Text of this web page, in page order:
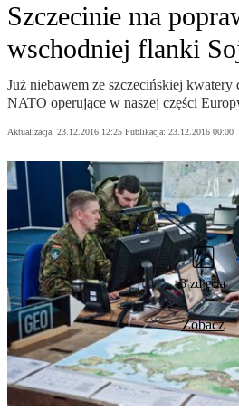
Szczecinie ma
wschodniej flanki
Już niebawem ze szczecińskiej kwatery
NATO operujące w naszej części
Aktualizacja: 23.12.2016 12:25 Publikacja: 23.12.2016 00:00
3 zdjęcia
Zobacz